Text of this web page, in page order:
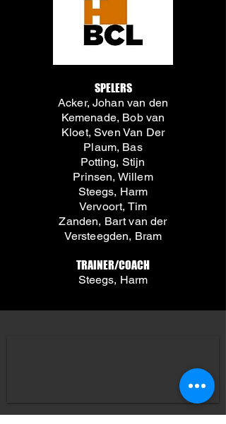
SPELERS
Acker, Johan van den
Kemenade, Bob van
Kloet, Sven Van Der
Plaum, Bas
Potting, Stijn
Prinsen, Willem
Steegs, Harm
Vervoort, Tim
Zanden, Bart van der
Versteegden, Bram
TRAINER/COACH
Steegs, Harm